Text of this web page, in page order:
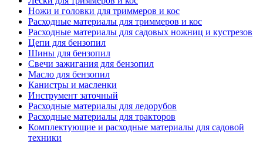
Ножи и головки для триммеров и кос
Расходные материалы для триммеров и кос
Расходные материалы для садовых ножниц и кустрезов
Цепи для бензопил
Шины для бензопил
Свечи зажигания для бензопил
Масло для бензопил
Канистры и масленки
Инструмент заточный
Расходные материалы для ледорубов
Расходные материалы для тракторов
Комплектующие и расходные материалы для садовой
техники